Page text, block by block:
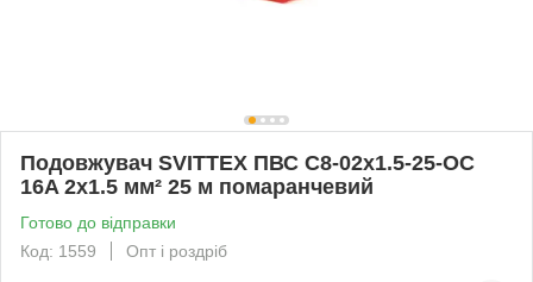
Подовжувач SVITTEX ПВС С8-02х1.5-25-OС
16A 2х1.5 мм² 25 м помаранчевий
Готово до відправки
Код: 1559
Опт і роздріб